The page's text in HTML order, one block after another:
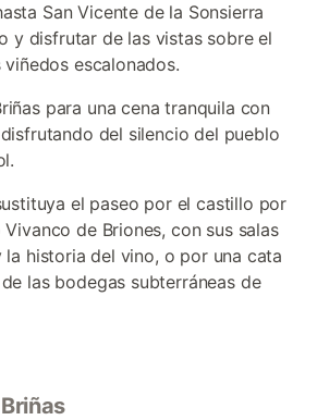
San Vicente de la Sonsierra
y disfrutar de las vistas sobre el
escalonados.
para una cena tranquila con
del silencio del pueblo
el paseo por el castillo por
de Briones, con sus salas
historia del vino, o por una cata
las bodegas subterráneas de